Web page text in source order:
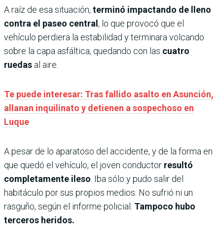
A raíz de esa situación, terminó impactando de lleno
contra el paseo central , lo que provocó que el
vehículo perdiera la estabilidad y terminara volcando
sobre la capa asfáltica, quedando con las cuatro
ruedas al aire.
Te puede interesar: Tras fallido asalto en Asunción,
allanan inquilinato y detienen a sospechoso en
Luque
A pesar de lo aparatoso del accidente, y de la forma en
que quedó el vehículo, el joven conductor resultó
completamente ileso . Iba sólo y pudo salir del
habitáculo por sus propios medios. No sufrió ni un
rasguño, según el informe policial.
Tampoco hubo
terceros heridos.